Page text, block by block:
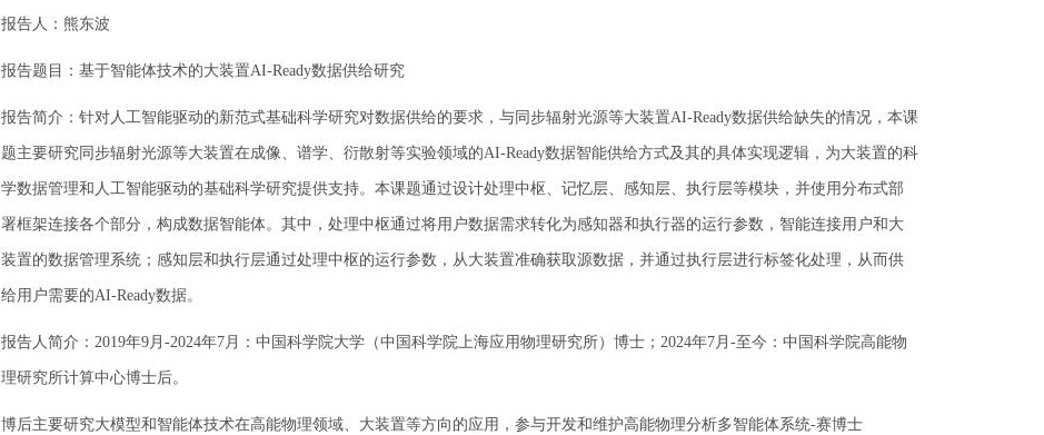
报告人：熊东波
报告题目：基于智能体技术的大装置AI-Ready数据供给研究
报告简介：针对人工智能驱动的新范式基础科学研究对数据供给的要求，与同步辐射光源等大装置AI-Ready数据供给缺失的情况，本课
题主要研究同步辐射光源等大装置在成像、谱学、衍散射等实验领域的AI-Ready数据智能供给方式及其的具体实现逻辑，为大装置的科
学数据管理和人工智能驱动的基础科学研究提供支持。本课题通过设计处理中枢、记忆层、感知层、执行层等模块，并使用分布式部
署框架连接各个部分，构成数据智能体。其中，处理中枢通过将用户数据需求转化为感知器和执行器的运行参数，智能连接用户和大
装置的数据管理系统；感知层和执行层通过处理中枢的运行参数，从大装置准确获取源数据，并通过执行层进行标签化处理，从而供
给用户需要的AI-Ready数据。
报告人简介：2019年9月-2024年7月：中国科学院大学（中国科学院上海应用物理研究所）博士；2024年7月-至今：中国科学院高能物
理研究所计算中心博士后。
博后主要研究大模型和智能体技术在高能物理领域、大装置等方向的应用，参与开发和维护高能物理分析多智能体系统-赛博士